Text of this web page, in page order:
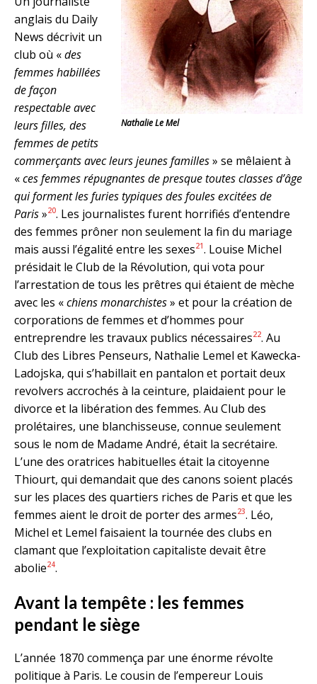
Nathalie Le Mel
anglais du Daily
News décrivit un
club où «des
femmes habillées
de façon
respectable avec
leurs filles, des
femmes de petits
commerçants avec leurs jeunes familles» se mêlaient à
«ces femmes répugnantes de presque toutes classes d’âge
qui forment les furies typiques des foules excitées de
Paris»20. Les journalistes furent horrifiés d’entendre
des femmes prôner non seulement la fin du mariage
mais aussi l’égalité entre les sexes21. Louise Michel
présidait le Club de la Révolution, qui vota pour
l’arrestation de tous les prêtres qui étaient de mèche
avec les «chiens monarchistes» et pour la création de
corporations de femmes et d’hommes pour
entreprendre les travaux publics nécessaires22. Au
Club des Libres Penseurs, Nathalie Lemel et Kawecka-
Ladojska, qui s’habillait en pantalon et portait deux
revolvers accrochés à la ceinture, plaidaient pour le
divorce et la libération des femmes. Au Club des
prolétaires, une blanchisseuse, connue seulement
sous le nom de Madame André, était la secrétaire.
L’une des oratrices habituelles était la citoyenne
Thiourt, qui demandait que des canons soient placés
sur les places des quartiers riches de Paris et que les
femmes aient le droit de porter des armes23. Léo,
Michel et Lemel faisaient la tournée des clubs en
clamant que l’exploitation capitaliste devait être
abolie24.
Avant la tempête : les femmes
pendant le siège
L’année 1870 commença par une énorme révolte
politique à Paris. Le cousin de l’empereur Louis